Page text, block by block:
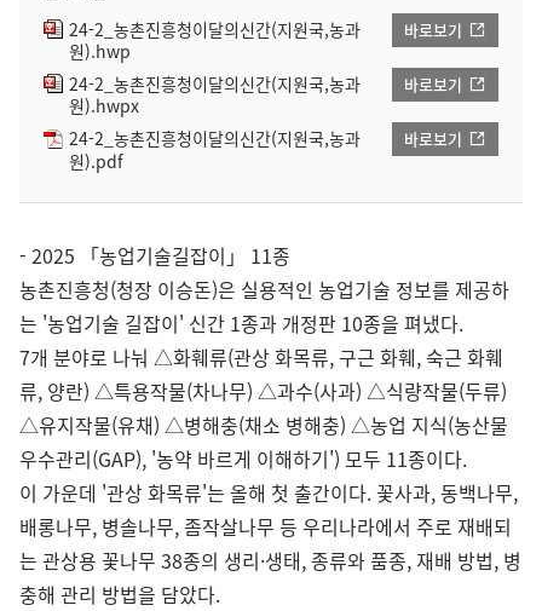
24-2_농촌진흥청이달의신간(지원국,농과
원).hwp
바로보기
24-2_농촌진흥청이달의신간(지원국,농과
원).hwpx
바로보기
24-2_농촌진흥청이달의신간(지원국,농과
원).pdf
바로보기
- 2025 「농업기술길잡이」 11종
농촌진흥청(청장 이승돈)은 실용적인 농업기술 정보를 제공하
는 '농업기술 길잡이' 신간 1종과 개정판 10종을 펴냈다.
7개 분야로 나눠 △화훼류(관상 화목류, 구근 화훼, 숙근 화훼
류, 양란) △특용작물(차나무) △과수(사과) △식량작물(두류)
△유지작물(유채) △병해충(채소 병해충) △농업 지식(농산물
우수관리(GAP), '농약 바르게 이해하기') 모두 11종이다.
이 가운데 '관상 화목류'는 올해 첫 출간이다. 꽃사과, 동백나무,
배롱나무, 병솔나무, 좀작살나무 등 우리나라에서 주로 재배되
는 관상용 꽃나무 38종의 생리·생태, 종류와 품종, 재배 방법, 병
충해 관리 방법을 담았다.